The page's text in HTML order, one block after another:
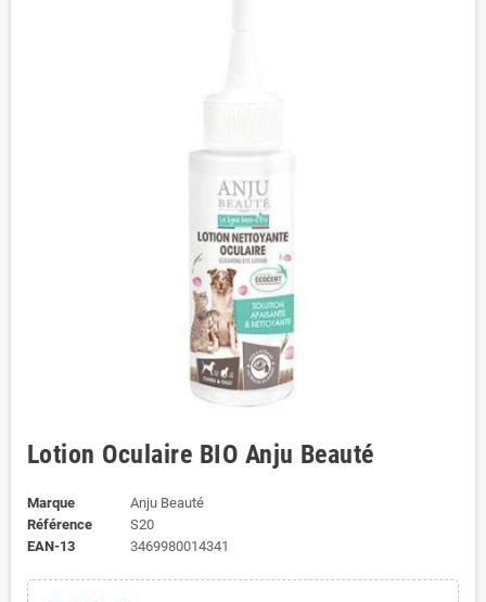
Lotion Oculaire BIO Anju Beauté
Marque
Anju Beauté
Référence
S20
EAN-13
3469980014341